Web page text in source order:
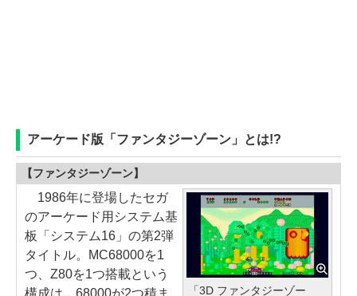
アーケード版「ファンタジーゾーン」とは!?
【ファンタジーゾーン】
「3D ファンタジーゾー
1986年に登場したセガ
のアーケード用システム基
板「システム16」の第2弾
タイトル。MC68000を1
つ、Z80を1つ搭載という